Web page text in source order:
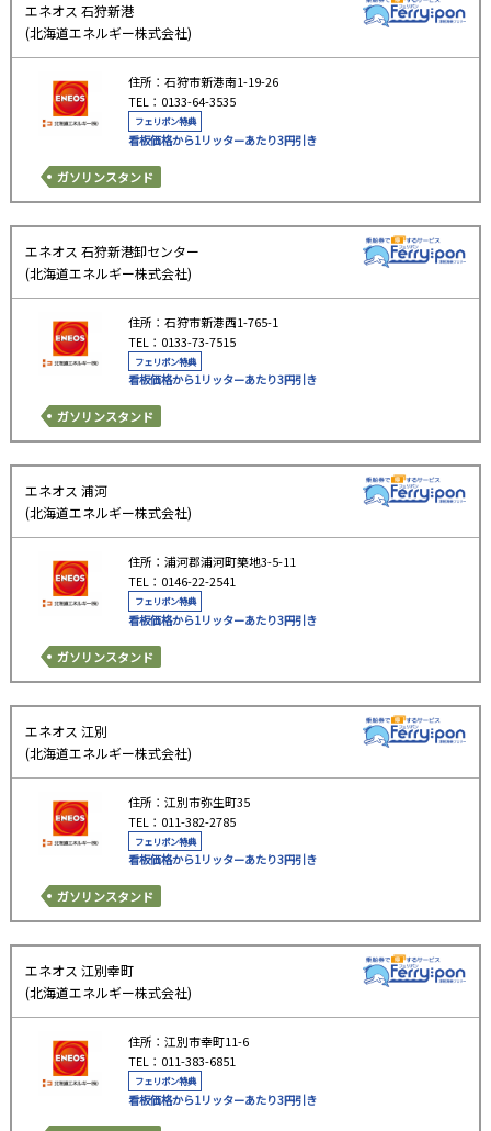
エネオス 石狩新港
(北海道エネルギー株式会社)
住所：石狩市新港南1-19-26
TEL：0133-64-3535
フェリポン特典
看板価格から1リッターあたり3円引き
ガソリンスタンド
エネオス 石狩新港卸センター
(北海道エネルギー株式会社)
住所：石狩市新港西1-765-1
TEL：0133-73-7515
フェリポン特典
看板価格から1リッターあたり3円引き
ガソリンスタンド
エネオス 浦河
(北海道エネルギー株式会社)
住所：浦河郡浦河町築地3-5-11
TEL：0146-22-2541
フェリポン特典
看板価格から1リッターあたり3円引き
ガソリンスタンド
エネオス 江別
(北海道エネルギー株式会社)
住所：江別市弥生町35
TEL：011-382-2785
フェリポン特典
看板価格から1リッターあたり3円引き
ガソリンスタンド
エネオス 江別幸町
(北海道エネルギー株式会社)
住所：江別市幸町11-6
TEL：011-383-6851
フェリポン特典
看板価格から1リッターあたり3円引き